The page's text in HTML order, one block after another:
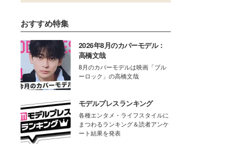
おすすめ特集
2026年8月のカバーモデル：
高橋文哉
8月のカバーモデルは映画「ブル
ーロック」の高橋文哉
モデルプレスランキング
各種エンタメ・ライフスタイルに
まつわるランキング＆読者アンケ
ート結果を発表